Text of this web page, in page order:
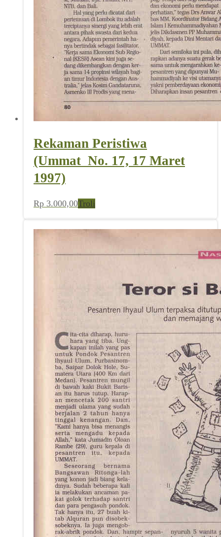
Rekaman Peristiwa
(Ummat_No. 17, 17 Maret
1997)
Rp 3.000,00Troli